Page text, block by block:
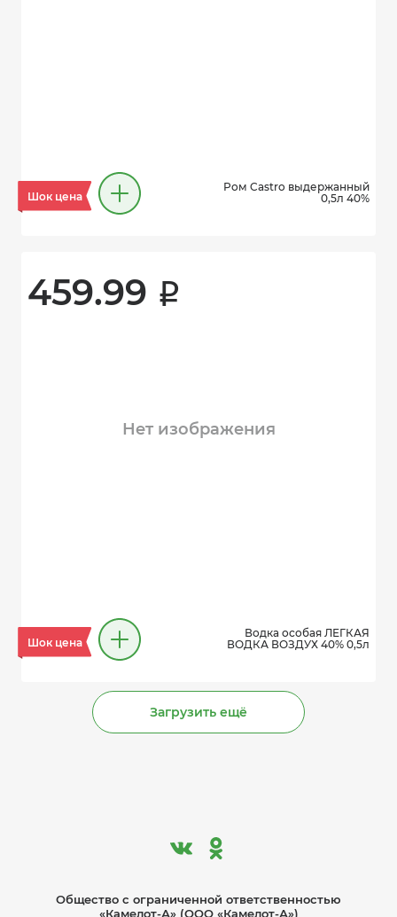
Шок цена
Ром Castro выдержанный
0,5л 40%
459.99 i
Нет изображения
Шок цена
Водка особая ЛЕГКАЯ
ВОДКА ВОЗДУХ 40% 0,5л
Загрузить ещё
Общество с ограниче­нной ответственностью
«Камелот-А» (ООО «Камелот-А»)